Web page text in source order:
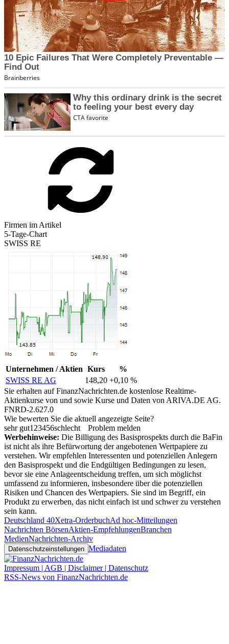
Firmen im Artikel
5-Tage-Chart
SWISS RE
Unternehmen / Aktien Kurs
%
SWISS RE AG
148,20 +0,10 %
Sie erhalten auf FinanzNachrichten.de kostenlose Realtime-
Aktienkurse von und sowie Kurse und Daten von ARIVA.DE AG.
FNRD-2.627.0
Wie bewerten Sie die aktuell angezeigte Seite?
sehr gut1 23456schlecht
Problem melden
Werbehinweise: Die Billigung des Basisprospekts durch die BaFin
ist nicht als ihre Befürwortung der angebotenen Wertpapiere zu
verstehen. Wir empfehlen Interessenten und potenziellen Anlegern
den Basisprospekt und die Endgültigen Bedingungen zu lesen,
bevor sie eine Anlageentscheidung treffen, um sich möglichst
umfassend zu informieren, insbesondere über die potenziellen
Risiken und Chancen des Wertpapiers. Sie sind im Begriff, ein
Produkt zu erwerben, das nicht einfach ist und schwer zu verstehen
sein kann.
Deutschland 40Xetra-OrderbuchAd hoc-Mitteilungen
Nachrichten BörsenAktien-EmpfehlungenBranchen
MedienNachrichten-Archiv
Datenschutzeinstellungen Mediadaten
Impressum | AGB | Disclaimer | Datenschutz
RSS-News von FinanzNachrichten.de